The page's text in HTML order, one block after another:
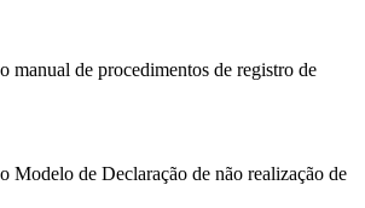
manual de procedimentos de registro de
Modelo de Declaração de não realização de